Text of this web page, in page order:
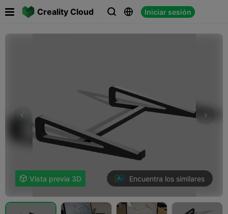
Creality Cloud   Iniciar sesión
 
 Vista previa 3D Encuentra los similares